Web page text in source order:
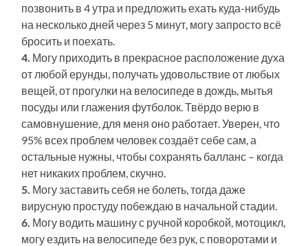
позвонить в 4 утра и предложить ехать куда-нибудь
на несколько дней через 5 минут, могу запросто всё
бросить и поехать.
4. Могу приходить в прекрасное расположение духа
от любой ерунды, получать удовольствие от любых
вещей, от прогулки на велосипеде в дождь, мытья
посуды или глажения футболок. Твёрдо верю в
самовнушение, для меня оно работает. Уверен, что
95% всех проблем человек создаёт себе сам, а
остальные нужны, чтобы сохранять балланс – когда
нет никаких проблем, скучно.
5. Могу заставить себя не болеть, тогда даже
вирусную простуду побеждаю в начальной стадии.
6. Могу водить машину с ручной коробкой, мотоцикл,
могу ездить на велосипеде без рук, с поворотами и